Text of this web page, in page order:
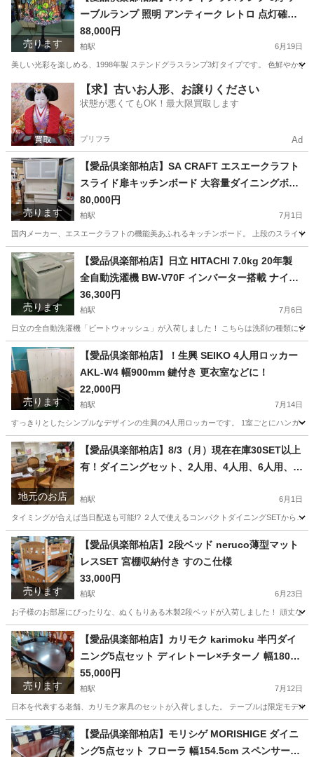
売ります
ーブルランプ 照明 アンティーク レトロ 点灯確認
済
88,000円
柏駅 6月19日
美しい光彩を楽しめる、1998年製 ステンドグラスランプ3灯タイプです。 色鮮やか
千葉 柏市 柏駅 インテリア雑貨/小物
【求】古いお人形、お譲りください
状態が悪くてもOK！最大限買取します
プリフラ Ad
売ります
【愛品倶楽部柏店】SA CRAFT エスエークラフト
スライド扉キッチンボード 大容量ダイニングボー
ド モイス加工
80,000円
柏駅 7月1日
国内メーカー、エスエークラフトの機能美あふれるキッチンボード。 上段のスライ
千葉 柏市 柏駅 収納家具 エスエークラフト
売ります
【愛品倶楽部柏店】日立 HITACHI 7.0kg 20年製
全自動洗濯機 BW-V70F インバーター搭載 ナイア
ガラビート洗浄
36,300円
柏駅 7月6日
日立の全自動洗濯機「ビートウォッシュ」が入荷しました！ こちらは洗剤の種類に
千葉 柏市 柏駅 生活家電 ビート
売ります
【愛品倶楽部柏店】！生興 SEIKO 4人用ロッカー
AKL-W4 幅900mm 鍵付き 更衣室などに！
22,000円
柏駅 7月14日
すっきりとしたシンプルなデザインの生興の4人用ロッカーです。 1室ごとにハンガ
千葉 柏市 柏駅 オフィス用家具
地元のお店
【愛品倶楽部柏店】8/3（月）現在在庫30SET以上
有！ダイニングセット、2人用、4人用、6人用、円
柏駅 6月1日
タイミングが合えば当日配送も可能!? ２人で使えるコンパクトダイニングSETから…
千葉 柏市 柏駅 リサイクルショップ 無料
売ります
【愛品倶楽部柏店】2段ベッド neruco薄型マット
レスSET 宮棚収納付き すのこ仕様
33,000円
柏駅 6月23日
お子様のお部屋にぴったりな、ぬくもりある木製2段ベッドが入荷しました！ 頑丈な
千葉 柏市 柏駅 ベッド
売ります
【愛品倶楽部柏店】カリモク karimoku 半円ダイ
ニング5点セット ディレトーレ×チターノ 幅180c
m 低め設計
55,000円
柏駅 7月12日
日本を代表する老舗、カリモク家具のセットが入荷しました。 テーブルは限定モデ
千葉 柏市 柏駅 ダイニングセット
【愛品倶楽部柏店】モリシゲ MORISHIGE ダイニ
ング5点セット フローラ 幅154.5cm スペンサーチ